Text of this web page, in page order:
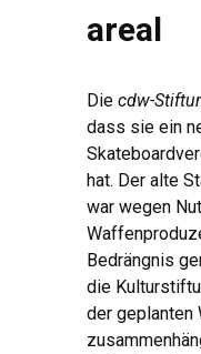
areal
Die cdw-
dass sie ein
hat. Der alte
war wegen
Bedrängnis
die
der geplanten